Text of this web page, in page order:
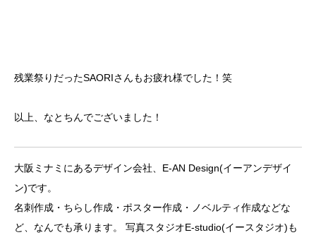
残業祭りだったSAORIさんもお疲れ様でした！笑
以上、なとちんでございました！
大阪ミナミにあるデザイン会社、E-AN Design(イーアンデザイ
ン)です。
名刺作成・ちらし作成・ポスター作成・ノベルティ作成などな
ど、なんでも承ります。 写真スタジオE-studio(イースタジオ)も